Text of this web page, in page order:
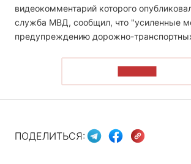
видеокомментарий которого
служба МВД, сообщил, что "усиленные
предупреждению дорожно-
ПОДЕЛИТЬСЯ: